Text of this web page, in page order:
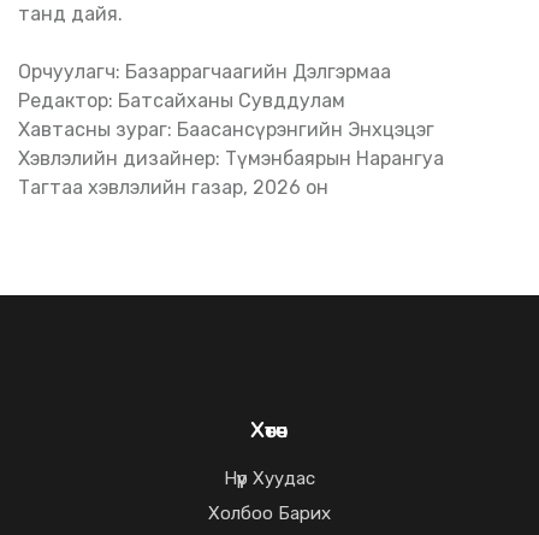
танд дайя.
Орчуулагч: Базаррагчаагийн Дэлгэрмаа
Редактор: Батсайханы Сувддулам
Хавтасны зураг: Баасансүрэнгийн Энхцэцэг
Хэвлэлийн дизайнер: Түмэнбаярын Нарангуа
Тагтаа хэвлэлийн газар, 2026 он
Хөтөч
Нүүр Хуудас
Холбоо Барих